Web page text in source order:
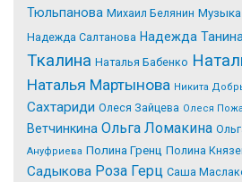
Тюльпанова Михаил Белянин Музыка
Надежда Салтанова Надежда Танина
Tкалина Наталья Бабенко
Наталья Мартынова Никита
Сахтариди Олеся Зайцева Олеся
Ветчинкина Ольга Ломакина
Ануфриева Полина Гренц Полина
Садыкова Роза Герц Саша